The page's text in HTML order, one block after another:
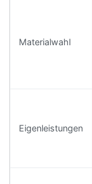
Materialwahl
Eigenleistungen